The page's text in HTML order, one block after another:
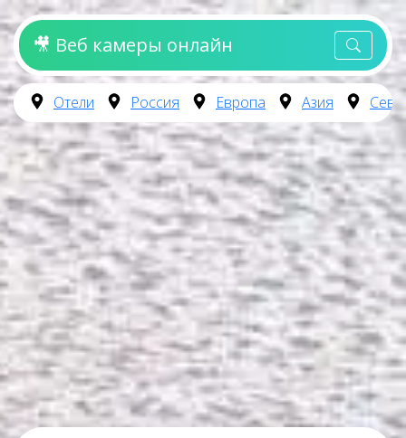
🎥 Веб камеры онлайн
Отели Россия Европа Азия